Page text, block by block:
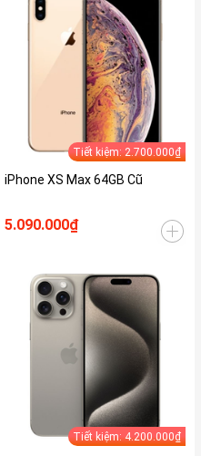
Tiết kiệm: 2.700.000₫
iPhone XS Max 64GB Cũ
5.090.000₫
Tiết kiệm: 4.200.000₫